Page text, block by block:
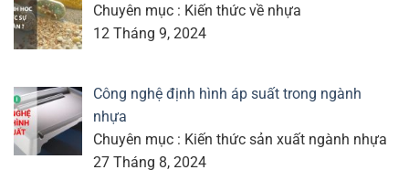
Chuyên mục : Kiến thức về nhựa
12 Tháng 9, 2024
Công nghệ định hình áp suất trong ngành
nhựa
Chuyên mục : Kiến thức sản xuất ngành nhựa
27 Tháng 8, 2024